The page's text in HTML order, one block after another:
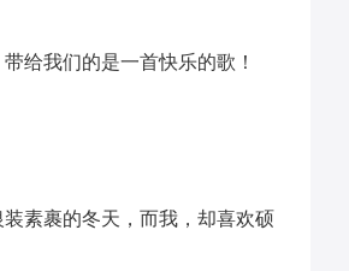
给我们的是一首快乐的歌！
素裹的冬天，而我，却喜欢硕